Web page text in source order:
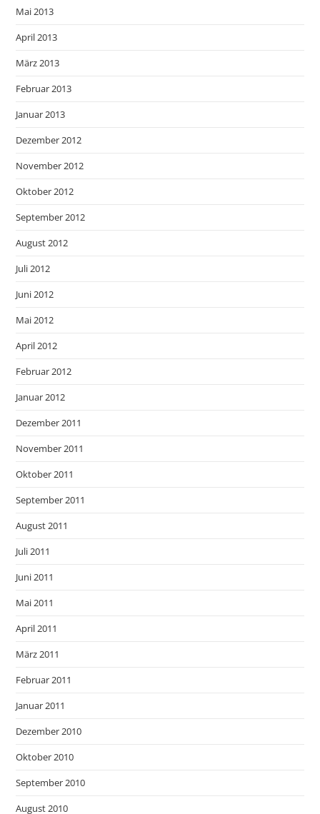
Mai 2013
April 2013
März 2013
Februar 2013
Januar 2013
Dezember 2012
November 2012
Oktober 2012
September 2012
August 2012
Juli 2012
Juni 2012
Mai 2012
April 2012
Februar 2012
Januar 2012
Dezember 2011
November 2011
Oktober 2011
September 2011
August 2011
Juli 2011
Juni 2011
Mai 2011
April 2011
März 2011
Februar 2011
Januar 2011
Dezember 2010
Oktober 2010
September 2010
August 2010